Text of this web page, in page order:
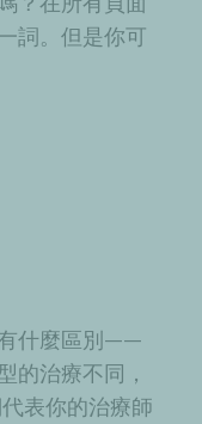
詞。但是你可
什麼區別——
的治療不同，
表你的治療師